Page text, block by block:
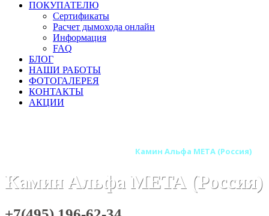
ПОКУПАТЕЛЮ
Сертификаты
Расчет дымохода онлайн
Информация
FAQ
БЛОГ
НАШИ РАБОТЫ
ФОТОГАЛЕРЕЯ
КОНТАКТЫ
АКЦИИ
Камин Альфа МЕТА (Россия)
Камин Альфа МЕТА (Россия)